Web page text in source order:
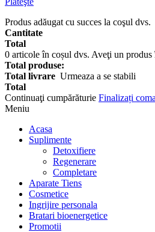
Produs adăugat cu succes la coşul dvs.
Cantitate
Total
0 articole în coșul dvs. Aveţi un produs
Total produse:
Total livrare Urmeaza a se stabili
Total
Continuaţi cumpărăturie Finalizați
Meniu
Acasa
Suplimente
Detoxifiere
Regenerare
Completare
Aparate Tiens
Cosmetice
Ingrijire personala
Bratari bioenergetice
Promotii